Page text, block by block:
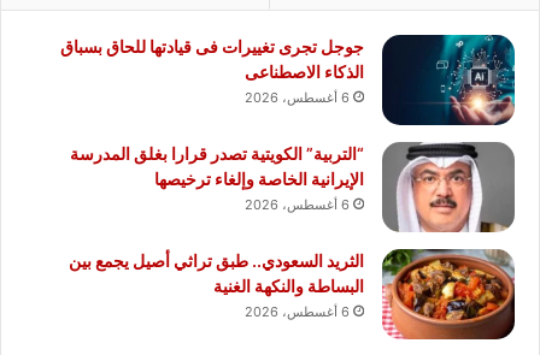
جوجل تجرى تغييرات فى قيادتها للحاق بسباق
الذكاء الاصطناعى
6 أغسطس، 2026
“التربية” الكويتية تصدر قرارا بغلق المدرسة
الإيرانية الخاصة وإلغاء ترخيصها
6 أغسطس، 2026
الثريد السعودي.. طبق تراثي أصيل يجمع بين
البساطة والنكهة الغنية
6 أغسطس، 2026